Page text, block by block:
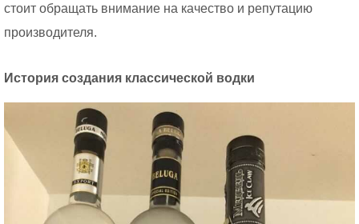
стоит обращать внимание на качество и репутацию
производителя.
История создания классической водки